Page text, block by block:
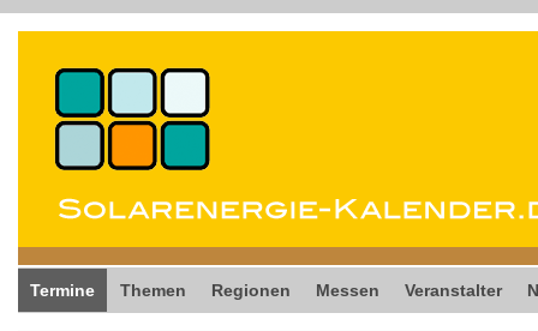
Termine Themen Regionen Messen Veranstalter